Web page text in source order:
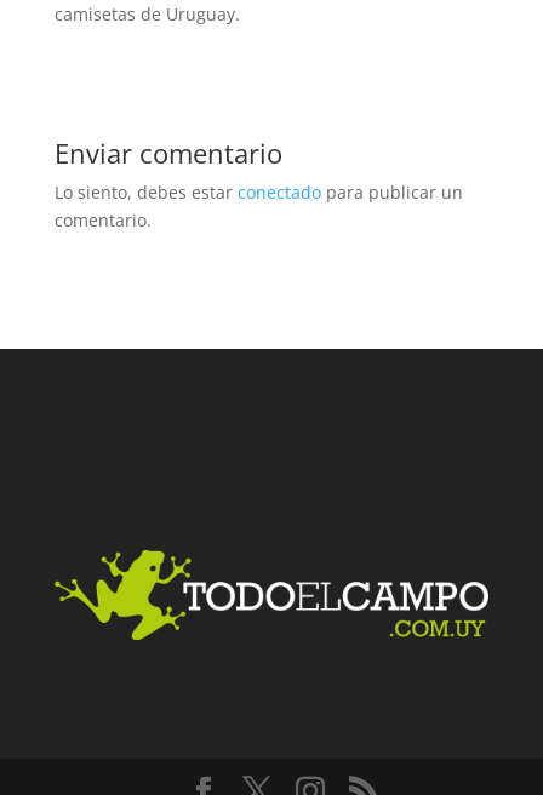
camisetas de Uruguay.
Enviar comentario
Lo siento, debes estar conectadopara publicar un
comentario.
Facebook